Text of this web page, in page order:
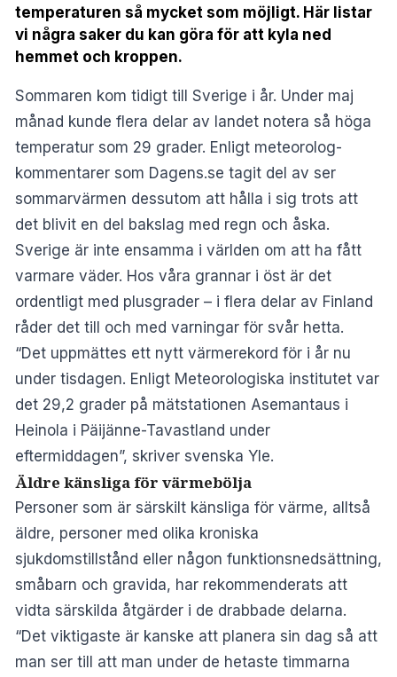
temperaturen så mycket som möjligt. Här listar
vi några saker du kan göra för att kyla ned
hemmet och kroppen.
Sommaren kom tidigt till Sverige i år. Under maj
månad kunde flera delar av landet notera så höga
temperatur som 29 grader. Enligt meteorolog-
kommentarer som Dagens.se tagit del av ser
sommarvärmen dessutom att hålla i sig trots att
det blivit en del bakslag med regn och åska.
Sverige är inte ensamma i världen om att ha fått
varmare väder. Hos våra grannar i öst är det
ordentligt med plusgrader – i flera delar av Finland
råder det till och med varningar för svår hetta.
“Det uppmättes ett nytt värmerekord för i år nu
under tisdagen. Enligt Meteorologiska institutet var
det 29,2 grader på mätstationen Asemantaus i
Heinola i Päijänne-Tavastland under
eftermiddagen”, skriver svenska Yle.
Äldre känsliga för värmebölja
Personer som är särskilt känsliga för värme, alltså
äldre, personer med olika kroniska
sjukdomstillstånd eller någon funktionsnedsättning,
småbarn och gravida, har rekommenderats att
vidta särskilda åtgärder i de drabbade delarna.
“Det viktigaste är kanske att planera sin dag så att
man ser till att man under de hetaste timmarna